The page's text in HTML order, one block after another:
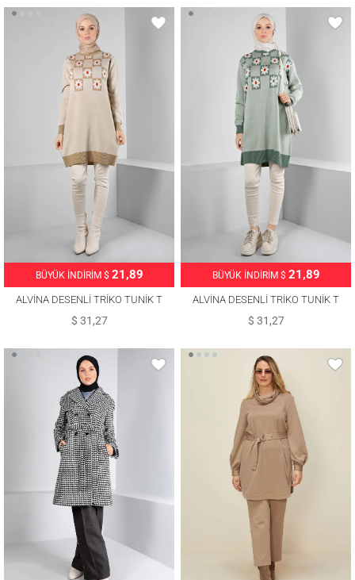
BÜYÜK İNDİRİM $ 21,89
ALVİNA DESENLİ TRİKO TUNİK T
43178
$ 31,27
BÜYÜK İNDİRİM $ 21,89
ALVİNA DESENLİ TRİKO TUNİK T
43178
$ 31,27